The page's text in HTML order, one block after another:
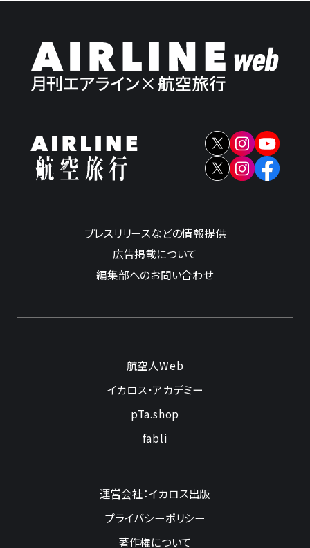
プレスリリースなどの情報提供
広告掲載について
編集部へのお問い合わせ
航空人Web
イカロス・アカデミー
pTa.shop
fabli
運営会社：イカロス出版
プライバシーポリシー
著作権について